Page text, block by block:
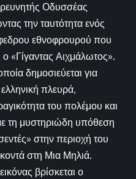
Οδυσσέας
την ταυτότητα ενός
εθνοφρουρού που
ο «Γίγαντας Αιχμάλωτος».
δημοσιεύεται για
πλευρά,
του πολέμου και
τη μυστηριώδη υπόθεση
στην περιοχή του
στη Μια Μηλιά.
βρίσκεται ο